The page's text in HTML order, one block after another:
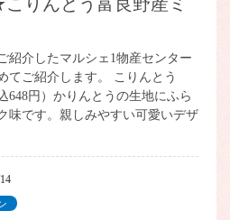
紹介したマルシェ1物産センター
てご紹介します。 こりんとう
648円）かりんとうの生地にふら
味です。親しみやすい可愛いデザ